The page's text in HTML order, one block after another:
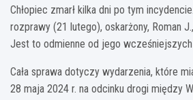
Chłopiec zmarł kilka dni po tym
rozprawy (21 lutego), oskarżony, Roman
Jest to odmienne od jego
Cała sprawa dotyczy wydarzenia, które
28 maja 2024 r. na odcinku drogi między